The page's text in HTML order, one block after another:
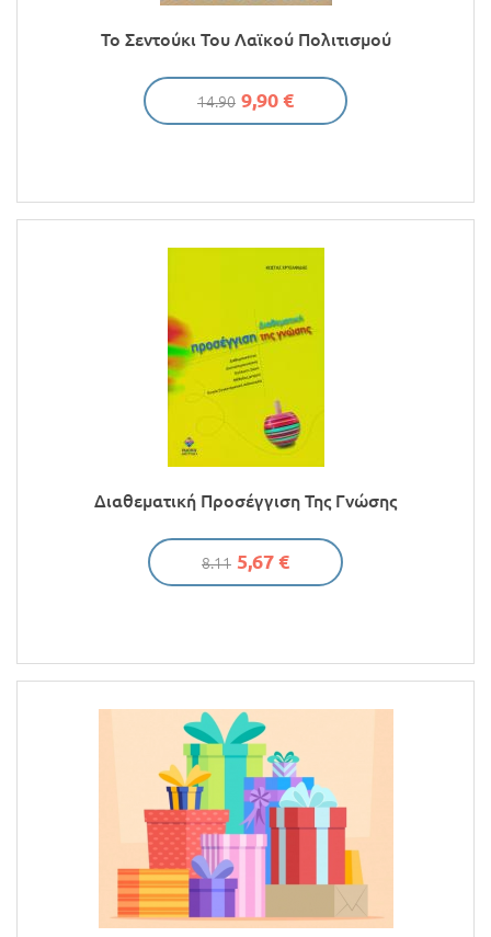
ΠροσφορέςΤο Σεντούκι Του Λαϊκού Πολιτισμού
14.90 9,90 €
Διαθεματική Προσέγγιση Της Γνώσης
8.11 5,67 €